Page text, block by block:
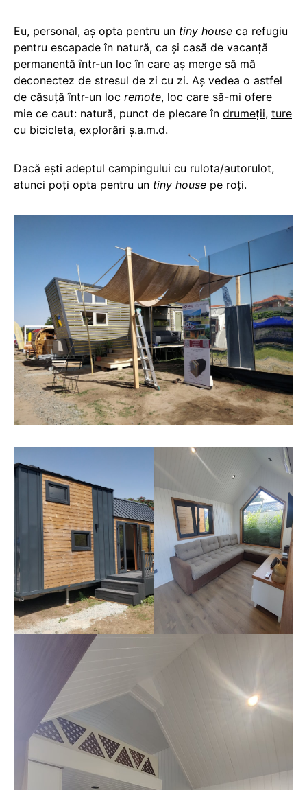
Eu, personal, aș opta pentru un tiny house ca refugiu
pentru escapade în natură, ca și casă de vacanță
permanentă într-un loc în care aș merge să mă
deconectez de stresul de zi cu zi. Aș vedea o astfel
de căsuță într-un loc remote, loc care să-mi ofere
mie ce caut: natură, punct de plecare în drumeții, ture
cu bicicleta, explorări ș.a.m.d.
Dacă ești adeptul campingului cu rulota/autorulot,
atunci poți opta pentru un tiny house pe roți.